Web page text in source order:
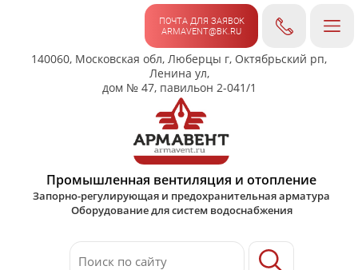
ПОЧТА ДЛЯ ЗАЯВОК
ARMAVENT@BK.RU
140060, Московская обл, Люберцы г, Октябрьский рп,
Ленина ул,
дом № 47, павильон 2-041/1
Промышленная вентиляция и отопление
Запорно-регулирующая и предохранительная арматура
Оборудование для систем водоснабжения